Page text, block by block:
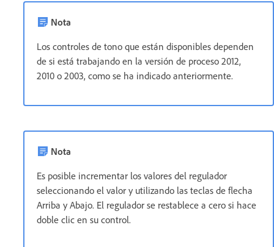
Nota
Los controles de tono que están disponibles dependen
de si está trabajando en la versión de proceso 2012,
2010 o 2003, como se ha indicado anteriormente.
Nota
Es posible incrementar los valores del regulador
seleccionando el valor y utilizando las teclas de flecha
Arriba y Abajo. El regulador se restablece a cero si hace
doble clic en su control.